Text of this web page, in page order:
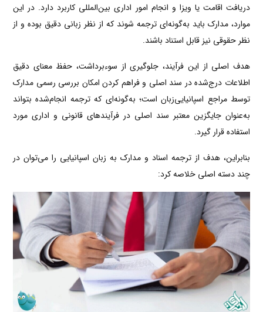
دریافت اقامت یا ویزا و انجام امور اداری بین‌المللی کاربرد دارد. در این
موارد، مدارک باید به‌گونه‌ای ترجمه شوند که از نظر زبانی دقیق بوده و از
نظر حقوقی نیز قابل استناد باشند.
هدف اصلی از این فرآیند، جلوگیری از سوءبرداشت، حفظ معنای دقیق
اطلاعات درج‌شده در سند اصلی و فراهم کردن امکان بررسی رسمی مدارک
توسط مراجع اسپانیایی‌زبان است؛ به‌گونه‌ای که ترجمه انجام‌شده بتواند
به‌عنوان جایگزین معتبر سند اصلی در فرآیندهای قانونی و اداری مورد
استفاده قرار گیرد.
بنابراین، هدف از ترجمه اسناد و مدارک به زبان اسپانیایی را می‌توان در
چند دسته اصلی خلاصه کرد: